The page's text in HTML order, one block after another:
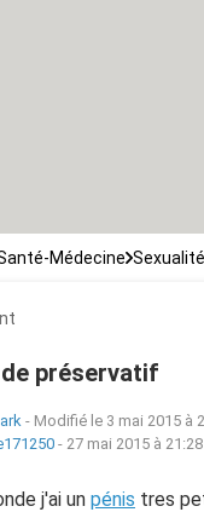
Médecine Sexualité
préservatif
- Modifié le 3 mai 2015 à
- 27 mai 2015 à 21:28
j'ai un pénis tres